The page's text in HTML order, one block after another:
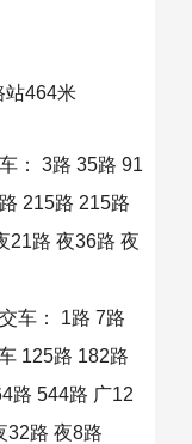
站464米
： 3路 35路 91
215路 215路
21路 夜36路 夜
车： 1路 7路
125路 182路
路 544路 广12
32路 夜8路